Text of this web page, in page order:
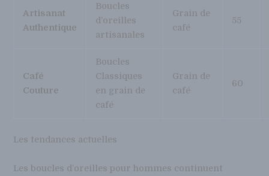
Artisanat
Authentique
Boucles
d’oreilles
artisanales
Grain de
café
55
Café
Couture
Boucles
Classiques
en grain de
café
Grain de
café
60
Les tendances actuelles
Les boucles d’oreilles pour hommes continuent